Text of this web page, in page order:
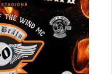
pensija piešķirta un vecuma
vecums sasniegts līdz
apmērs, kas šobrīd ir 1,62
stāža gadu, tiks